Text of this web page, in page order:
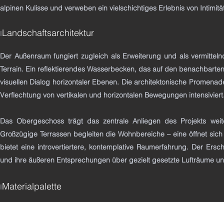
alpinen Kulisse und verweben ein vielschichtiges Erlebnis von
ILandschaftsarchitektur
Der Außenraum fungiert zugleich als Erweiterung und als
Terrain. Ein reflektierendes Wasserbecken, das auf den
visuellen Dialog horizontaler Ebenen. Die architektonische
Verflechtung von vertikalen und horizontalen Bewegungen
Das Obergeschoss trägt das zentrale Anliegen des Projekts
Großzügige Terrassen begleiten die Wohnbereiche – eine öffnet
bietet eine introvertiertere, kontemplative Raumerfahrung. Der
und ihre äußeren Entsprechungen über gezielt gesetzte Lufträume
IMaterialpalette